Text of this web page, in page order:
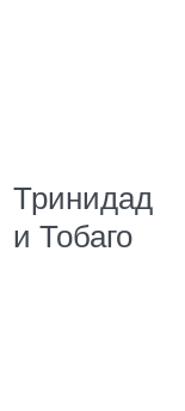
Тринидад
и Тобаго